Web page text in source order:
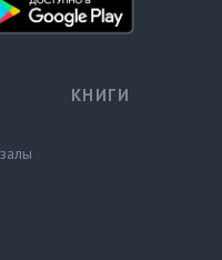
КНИГИ